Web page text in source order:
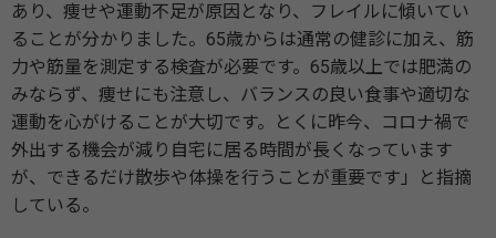
あり、痩せや運動不足が原因となり、フレイルに傾いてい
ることが分かりました。65歳からは通常の健診に加え、筋
力や筋量を測定する検査が必要です。65歳以上では肥満の
みならず、痩せにも注意し、バランスの良い食事や適切な
運動を心がけることが大切です。とくに昨今、コロナ禍で
外出する機会が減り自宅に居る時間が長くなっています
が、できるだけ散歩や体操を行うことが重要です」と指摘
している。